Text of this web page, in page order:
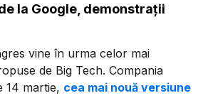
la Google, demonstrații
vine în urma celor mai
de Big Tech. Compania
14 martie, cea mai nouă versiune